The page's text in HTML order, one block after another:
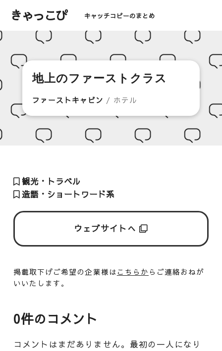
きゃっこぴ キャッチコピーのまとめ
地上のファーストクラス
ファーストキャビン / ホテル
観光・トラベル
造語・ショートワード系
ウェブサイトへ
掲載取下げご希望の企業様は こちらか らご連絡おねが
いいたします。
0件のコメント
コメントはまだありません。最初の一人になり